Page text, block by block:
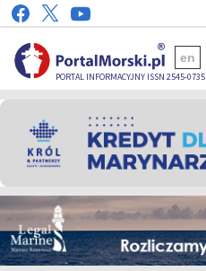
PORTAL INFORMACYJNY ISSN 2545-0735
en